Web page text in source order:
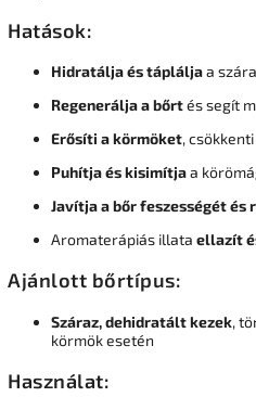
Hatások:
Hidratálja és tápláljaa
Regenerálja a bőrtés segít
Erősíti a körmöket,
Puhítja és kisimítjaa
Javítja a bőr feszességét és
Aromaterápiás illata ellazít
Ajánlott bőrtípus:
Száraz, dehidratált kezek,
körmök esetén
Használat: